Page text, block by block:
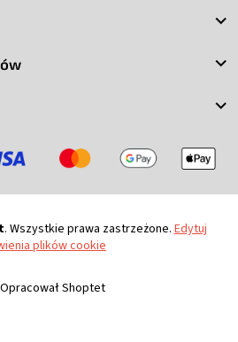
Opracował Shoptet
. Wszystkie prawa zastrzeżone. Edytuj
plików cookie